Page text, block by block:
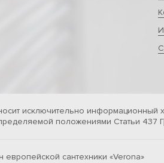
исключительно
положениями Статьи 437
сантехники «Verona»